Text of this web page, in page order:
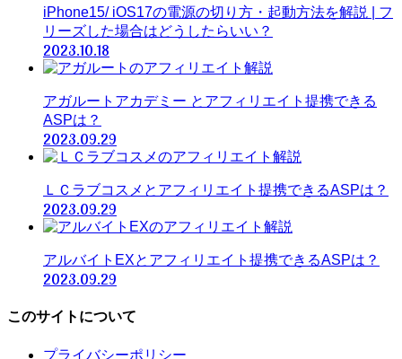
iPhone15/ iOS17の電源の切り方・起動方法を解説 | フ
リーズした場合はどうしたらいい？
2023.10.18
アガルートアカデミー とアフィリエイト提携できる
ASPは？
2023.09.29
ＬＣラブコスメとアフィリエイト提携できるASPは？
2023.09.29
アルバイトEXとアフィリエイト提携できるASPは？
2023.09.29
このサイトについて
プライバシーポリシー